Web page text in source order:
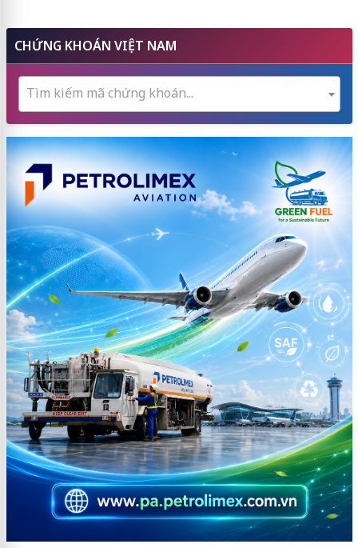
CHỨNG KHOÁN VIỆT NAM
Tìm kiếm mã chứng khoán...